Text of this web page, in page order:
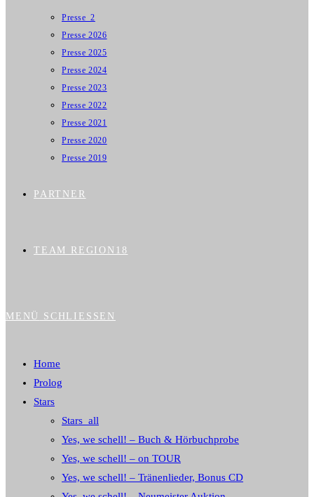
Presse_2
Presse 2026
Presse 2025
Presse 2024
Presse 2023
Presse 2022
Presse 2021
Presse 2020
Presse 2019
PARTNER
TEAM REGION18
MENÜ SCHLIESSEN
Home
Prolog
Stars
Stars_all
Yes, we schell! – Buch & Hörbuchprobe
Yes, we schell! – on TOUR
Yes, we schell! – Tränenlieder, Bonus CD